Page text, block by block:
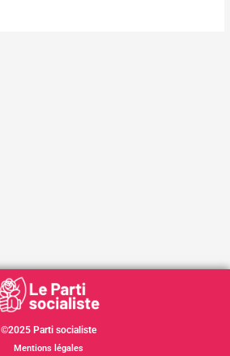
©2025 Parti socialiste
Mentions légales